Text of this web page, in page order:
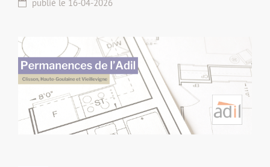
publié le 16-04-2026